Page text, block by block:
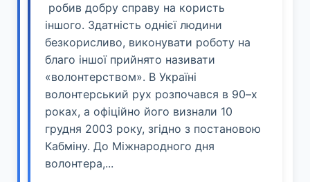
робив добру справу на користь
іншого. Здатність однієї людини
безкорисливо, виконувати роботу на
благо іншої прийнято називати
«волонтерством». В Україні
волонтерський рух розпочався в 90–х
роках, а офіційно його визнали 10
грудня 2003 року, згідно з постановою
Кабміну. До Міжнародного дня
волонтера,...